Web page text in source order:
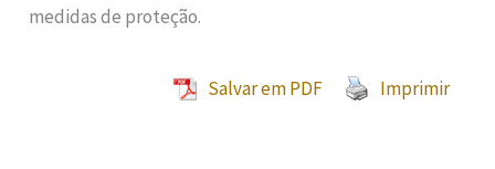
medidas de proteção.
Salvar em PDF Imprimir